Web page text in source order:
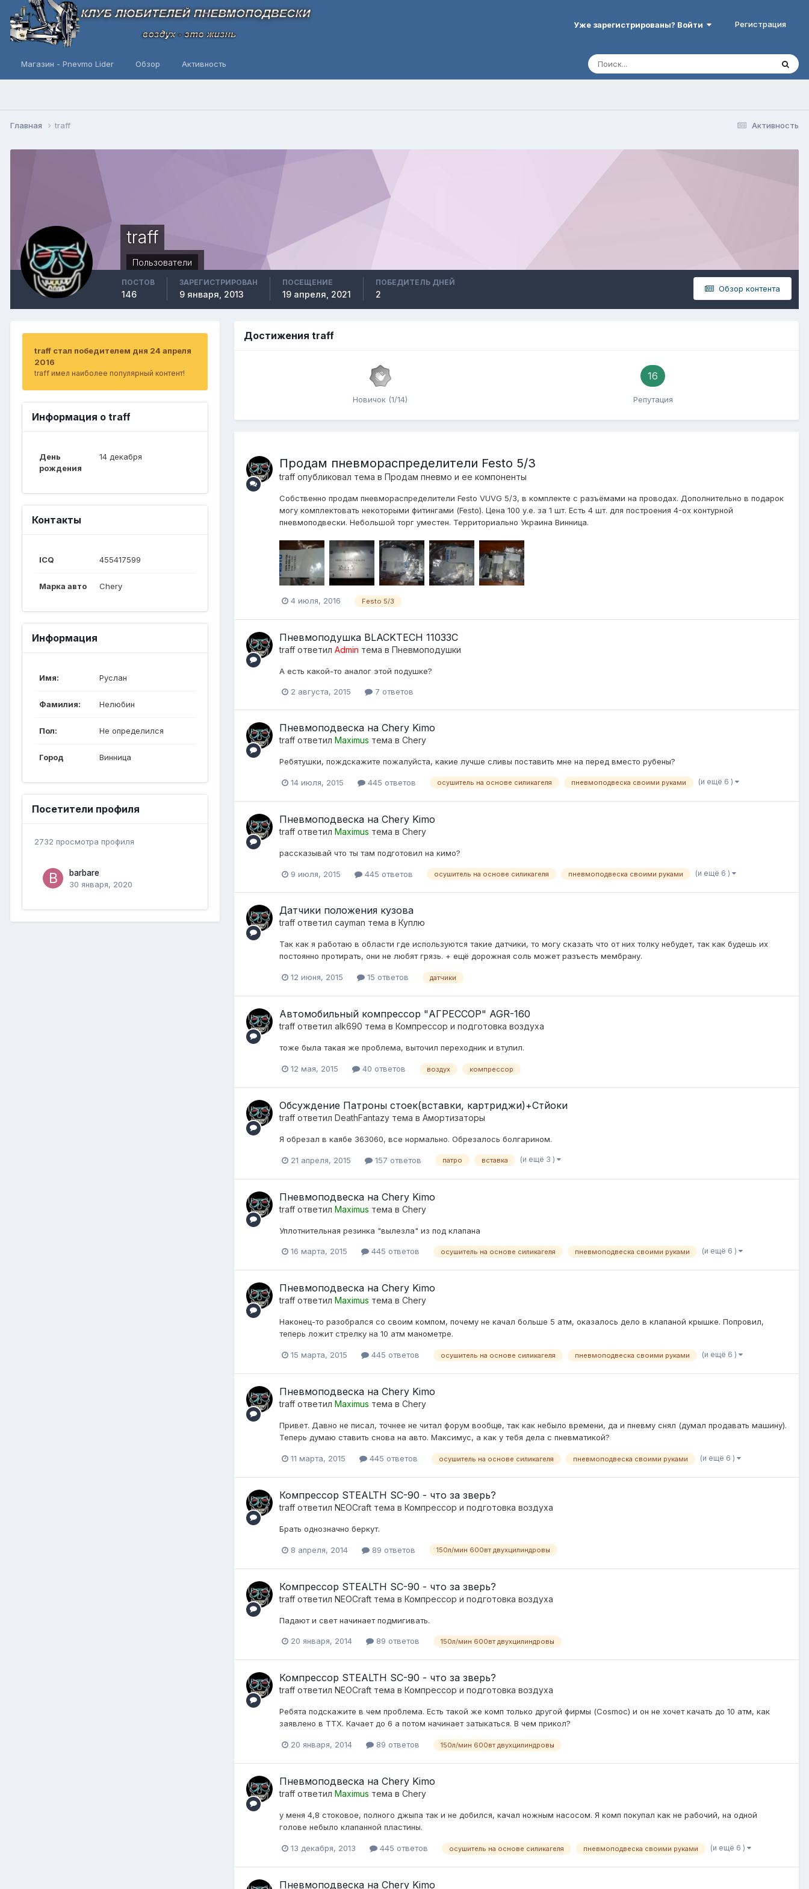
Уже зарегистрированы? Войти Регистрация
Магазин - Pnevmo Lider Обзор Активность
Активность
Главная traff
traff
Пользователи
Обзор контента
ПОСТОВ
146
ЗАРЕГИСТРИРОВАН
9 января, 2013
ПОСЕЩЕНИЕ
19 апреля, 2021
ПОБЕДИТЕЛЬ ДНЕЙ
2
traff стал победителем дня 24 апреля
2016
traff имел наиболее популярный контент!
Информация о traff
День
рождения
14 декабря
Контакты
ICQ 455417599
Марка авто Chery
Информация
Имя: Руслан
Фамилия: Нелюбин
Пол: Не определился
Город Винница
Посетители профиля
2732 просмотра профиля
barbare
30 января, 2020
Достижения traff
Новичок (1/14)
16
Репутация
Продам пневмораспределители Festo 5/3
traff опубликовал тема в Продам пневмо и ее компоненты
Собственно продам пневмораспределители Festo VUVG 5/3, в комплекте с разъёмами на проводах. Дополнительно в подарок
могу комплектовать некоторыми фитингами (Festo). Цена 100 у.е. за 1 шт. Есть 4 шт. для построения 4-ох контурной
пневмоподвески. Небольшой торг уместен. Территориально Украина Винница.
4 июля, 2016 Festo 5/3
Пневмоподушка BLACKTECH 11033С
traff ответил Admin тема в Пневмоподушки
А есть какой-то аналог этой подушке?
2 августа, 2015 7 ответов
Пневмоподвеска на Chery Kimo
traff ответил Maximus тема в Chery
Ребятушки, пождскажите пожалуйста, какие лучше сливы поставить мне на перед вместо рубены?
14 июля, 2015 445 ответов осушитель на основе силикагеля пневмоподвеска своими руками (и ещё 6 )
Пневмоподвеска на Chery Kimo
traff ответил Maximus тема в Chery
рассказывай что ты там подготовил на кимо?
9 июля, 2015 445 ответов осушитель на основе силикагеля пневмоподвеска своими руками (и ещё 6 )
Датчики положения кузова
traff ответил cayman тема в Куплю
Так как я работаю в области где используются такие датчики, то могу сказать что от них толку небудет, так как будешь их
постоянно протирать, они не любят грязь. + ещё дорожная соль может разъесть мембрану.
12 июня, 2015 15 ответов датчики
Автомобильный компрессор "АГРЕССОР" AGR-160
traff ответил alk690 тема в Компресcор и подготовка воздуха
тоже была такая же проблема, выточил переходник и втулил.
12 мая, 2015 40 ответов воздух компрессор
Обсуждение Патроны стоек(вставки, картриджи)+Стйоки
traff ответил DeathFantazy тема в Амортизаторы
Я обрезал в каябе 363060, все нормально. Обрезалось болгарином.
21 апреля, 2015 157 ответов патро вставка (и ещё 3 )
Пневмоподвеска на Chery Kimo
traff ответил Maximus тема в Chery
Уплотнительная резинка "вылезла" из под клапана
16 марта, 2015 445 ответов осушитель на основе силикагеля пневмоподвеска своими руками (и ещё 6 )
Пневмоподвеска на Chery Kimo
traff ответил Maximus тема в Chery
Наконец-то разобрался со своим компом, почему не качал больше 5 атм, оказалось дело в клапаной крышке. Попровил,
теперь ложит стрелку на 10 атм манометре.
15 марта, 2015 445 ответов осушитель на основе силикагеля пневмоподвеска своими руками (и ещё 6 )
Пневмоподвеска на Chery Kimo
traff ответил Maximus тема в Chery
Привет. Давно не писал, точнее не читал форум вообще, так как небыло времени, да и пневму снял (думал продавать машину).
Теперь думаю ставить снова на авто. Максимус, а как у тебя дела с пневматикой?
11 марта, 2015 445 ответов осушитель на основе силикагеля пневмоподвеска своими руками (и ещё 6 )
Компрессор STEALTH SC-90 - что за зверь?
traff ответил NEOCraft тема в Компресcор и подготовка воздуха
Брать однозначно беркут.
8 апреля, 2014 89 ответов 150л/мин 600вт двухцилиндровы
Компрессор STEALTH SC-90 - что за зверь?
traff ответил NEOCraft тема в Компресcор и подготовка воздуха
Падают и свет начинает подмигивать.
20 января, 2014 89 ответов 150л/мин 600вт двухцилиндровы
Компрессор STEALTH SC-90 - что за зверь?
traff ответил NEOCraft тема в Компресcор и подготовка воздуха
Ребята подскажите в чем проблема. Есть такой же комп только другой фирмы (Cosmoc) и он не хочет качать до 10 атм, как
заявлено в ТТХ. Качает до 6 а потом начинает затыкаться. В чем прикол?
20 января, 2014 89 ответов 150л/мин 600вт двухцилиндровы
Пневмоподвеска на Chery Kimo
traff ответил Maximus тема в Chery
у меня 4,8 стоковое, полного джыпа так и не добился, качал ножным насосом. Я комп покупал как не рабочий, на одной
голове небыло клапанной пластины.
13 декабря, 2013 445 ответов осушитель на основе силикагеля пневмоподвеска своими руками (и ещё 6 )
Пневмоподвеска на Chery Kimo